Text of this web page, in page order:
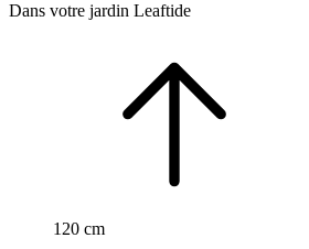
Dans votre jardin Leaftide
120 cm